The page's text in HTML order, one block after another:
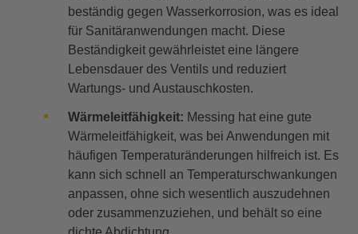
beständig gegen Wasserkorrosion, was es ideal
für Sanitäranwendungen macht. Diese
Beständigkeit gewährleistet eine längere
Lebensdauer des Ventils und reduziert
Wartungs- und Austauschkosten.
Wärmeleitfähigkeit: Messing hat eine gute
Wärmeleitfähigkeit, was bei Anwendungen mit
häufigen Temperaturänderungen hilfreich ist. Es
kann sich schnell an Temperaturschwankungen
anpassen, ohne sich wesentlich auszudehnen
oder zusammenzuziehen, und behält so eine